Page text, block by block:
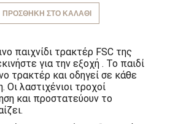
ΠΡΟΣΘΉΚΗ ΣΤΟ ΚΑΛΆΘΙ
παιχνίδι τρακτέρ FSC της
για την εξοχή . Το παιδί
τρακτέρ και οδηγεί σε κάθε
Οι λαστιχένιοι τροχοί
και προστατεύουν το